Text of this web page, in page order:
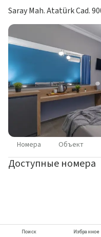
Номера Объект
Доступные номера
Поиск Избранное